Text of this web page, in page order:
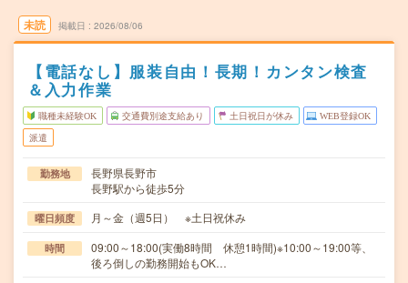
未読 掲載日 2026/08/06
【電話なし】服装自由！長期！カンタン検査
＆入力作業
職種未経験OK 交通費別途支給あり 土日祝日が休み WEB登録OK
派遣
勤務地
長野県長野市
長野駅から徒歩5分
曜日頻度 月～金（週5日） ※土日祝休み
時間
09:00～18:00(実働8時間 休憩1時間)※10:00～19:00等、
後ろ倒しの勤務開始もOK…